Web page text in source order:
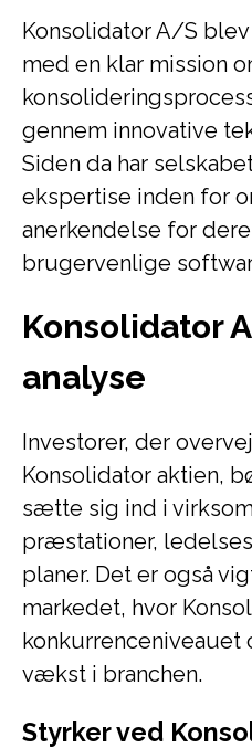
Konsolidator A/S
med en klar mission
gennem innovative
Siden da har
ekspertise inden for
anerkendelse for
brugervenlige
Konsolidator
analyse
Investorer, der
Konsolidator aktien,
sætte sig ind i
præstationer,
planer. Det er også
markedet, hvor
vækst i branchen.
Styrker ved